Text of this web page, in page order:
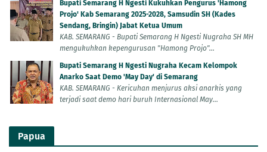
Bupati Semarang H Ngesti Kukuhkan Pengurus 'Hamong
Projo' Kab Semarang 2025-2028, Samsudin SH (Kades
Sendang, Bringin) Jabat Ketua Umum
KAB. SEMARANG - Bupati Semarang H Ngesti Nugraha SH MH
mengukuhkan kepengurusan "Hamong Projo"...
Bupati Semarang H Ngesti Nugraha Kecam Kelompok
Anarko Saat Demo 'May Day' di Semarang
KAB. SEMARANG - Kericuhan menjurus aksi anarkis yang
terjadi saat demo hari buruh Internasional May...
Papua